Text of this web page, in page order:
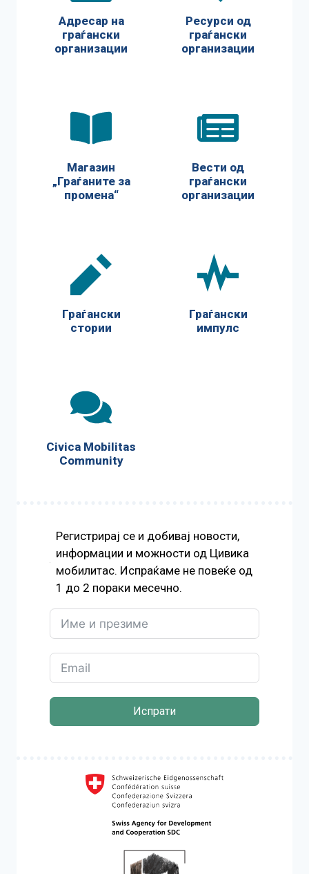
Адресар на
граѓански
организации
Ресурси од
граѓански
организации
Магазин
„Граѓаните за
промена“
Вести од
граѓански
организации
Граѓански
стории
Граѓански
импулс
Civica Mobilitas
Community
Регистрирај се и добивај новости,
информации и можности од Цивика
мобилитас. Испраќаме не повеќе од
1 до 2 пораки месечно.
Испрати